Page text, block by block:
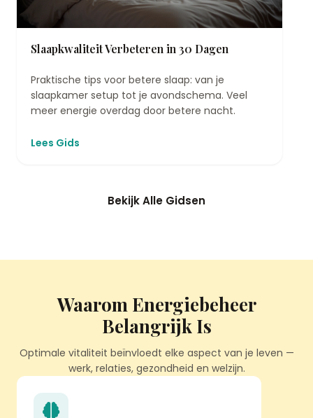
Slaapkwaliteit Verbeteren in 30 Dagen
Praktische tips voor betere slaap: van je
slaapkamer setup tot je avondschema. Veel
meer energie overdag door betere nacht.
Lees Gids
Bekijk Alle Gidsen
Waarom Energiebeheer
Belangrijk Is
Optimale vitaliteit beïnvloedt elke aspect van je leven —
werk, relaties, gezondheid en welzijn.